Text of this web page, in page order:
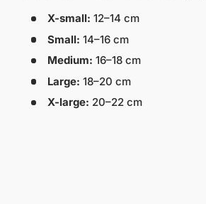
X-small: 12–14 cm
Small: 14–16 cm
Medium: 16–18 cm
Large: 18–20 cm
X-large: 20–22 cm